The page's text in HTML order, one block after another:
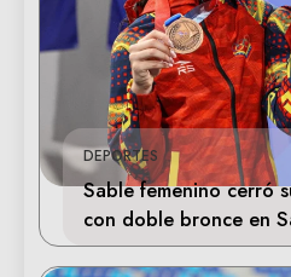
DEPORTES
Sable femenino cerró
con doble bronce en